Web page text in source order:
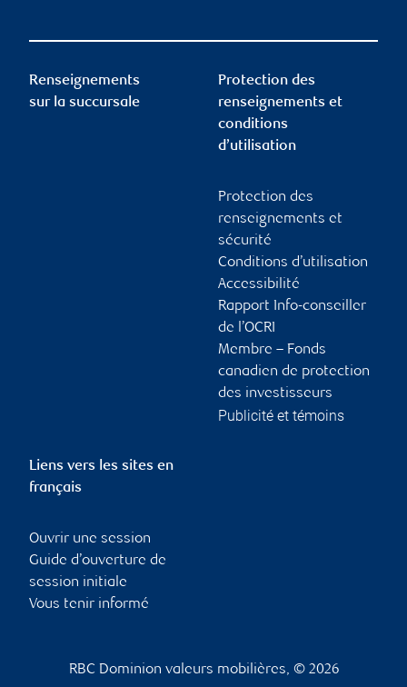
Renseignements
sur la succursale
Protection des
renseignements et
conditions
d’utilisation
Protection des
renseignements et
sécurité
Conditions d’utilisation
Accessibilité
Rapport Info-conseiller
de l’OCRI
Membre – Fonds
canadien de protection
des investisseurs
Publicité et témoins
Liens vers les sites en
français
Ouvrir une session
Guide d’ouverture de
session initiale
Vous tenir informé
RBC Dominion valeurs mobilières, © 2026